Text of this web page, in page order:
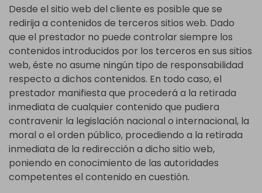
Desde el sitio web del cliente es posible que se
redirija a contenidos de terceros sitios web. Dado
que el prestador no puede controlar siempre los
contenidos introducidos por los terceros en sus sitios
web, éste no asume ningún tipo de responsabilidad
respecto a dichos contenidos. En todo caso, el
prestador manifiesta que procederá a la retirada
inmediata de cualquier contenido que pudiera
contravenir la legislación nacional o internacional, la
moral o el orden público, procediendo a la retirada
inmediata de la redirección a dicho sitio web,
poniendo en conocimiento de las autoridades
competentes el contenido en cuestión.